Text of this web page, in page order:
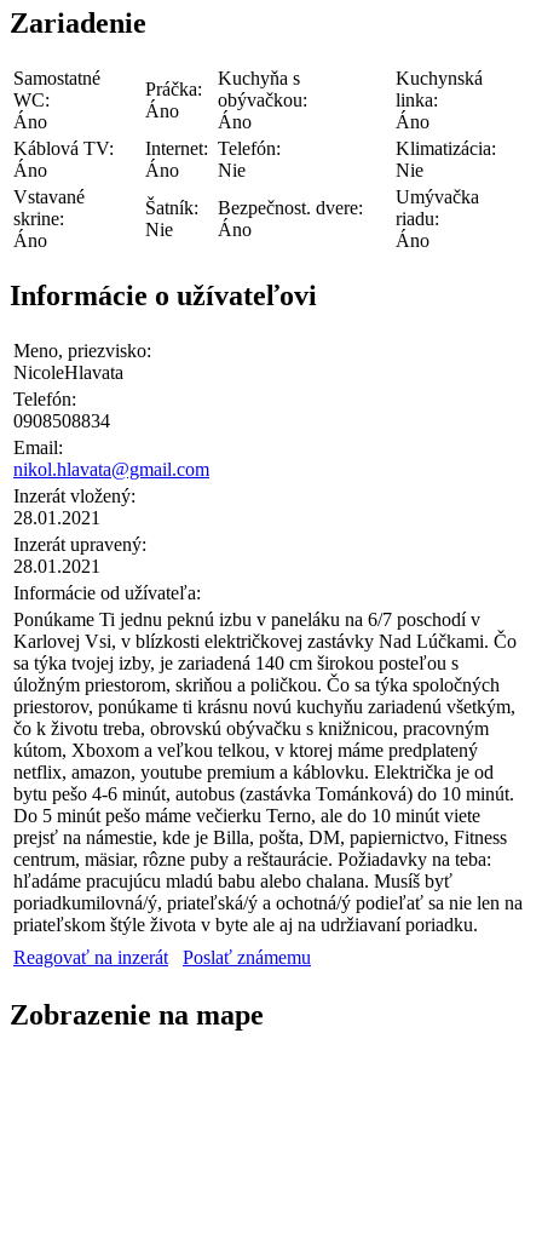
Zariadenie
Samostatné
WC:
Áno
Práčka:
Áno
Kuchyňa s
obývačkou:
Áno
Kuchynská
linka:
Áno
Káblová TV:
Áno
Internet:
Áno
Telefón:
Nie
Klimatizácia:
Nie
Vstavané
skrine:
Áno
Šatník:
Nie
Bezpečnost. dvere:
Áno
Umývačka
riadu:
Áno
Informácie o užívateľovi
Meno, priezvisko:
NicoleHlavata
Telefón:
0908508834
Email:
nikol.hlavata@gmail.com
Inzerát vložený:
28.01.2021
Inzerát upravený:
28.01.2021
Informácie od užívateľa:
Ponúkame Ti jednu peknú izbu v paneláku na 6/7 poschodí v
Karlovej Vsi, v blízkosti električkovej zastávky Nad Lúčkami. Čo
sa týka tvojej izby, je zariadená 140 cm širokou posteľou s
úložným priestorom, skriňou a poličkou. Čo sa týka spoločných
priestorov, ponúkame ti krásnu novú kuchyňu zariadenú všetkým,
čo k životu treba, obrovskú obývačku s knižnicou, pracovným
kútom, Xboxom a veľkou telkou, v ktorej máme predplatený
netflix, amazon, youtube premium a káblovku. Električka je od
bytu pešo 4-6 minút, autobus (zastávka Tománková) do 10 minút.
Do 5 minút pešo máme večierku Terno, ale do 10 minút viete
prejsť na námestie, kde je Billa, pošta, DM, papiernictvo, Fitness
centrum, mäsiar, rôzne puby a reštaurácie. Požiadavky na teba:
hľadáme pracujúcu mladú babu alebo chalana. Musíš byť
poriadkumilovná/ý, priateľská/ý a ochotná/ý podieľať sa nie len na
priateľskom štýle života v byte ale aj na udržiavaní poriadku.
Reagovať na inzerát
Poslať známemu
Zobrazenie na mape